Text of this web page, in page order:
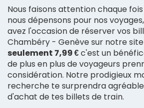
Nous faisons attention chaque
nous dépensons pour nos
avez l'occasion de réserver vos
Chambéry - Genève sur notre
seulement 7,99 €c'est un
de plus en plus de voyageurs
considération. Notre prodigieux
recherche te surprendra
d'achat de tes billets de train.